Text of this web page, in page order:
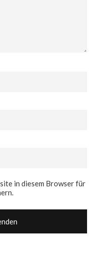
in diesem Browser für